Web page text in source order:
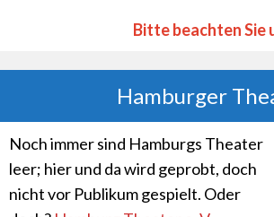
Bitte beachten Sie
Hamburger
Noch immer sind Hamburgs Theater
leer; hier und da wird geprobt, doch
nicht vor Publikum gespielt. Oder